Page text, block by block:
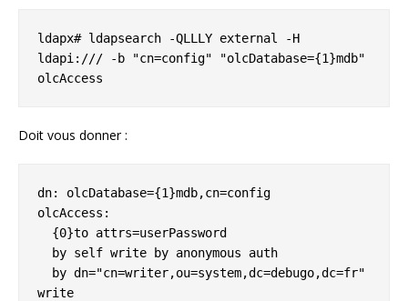
ldapx# ldapsearch -QLLLY external -H
ldapi:/// -b "cn=config" "olcDatabase={1}mdb"
olcAccess
Doit vous donner :
dn: olcDatabase={1}mdb,cn=config
olcAccess:
write